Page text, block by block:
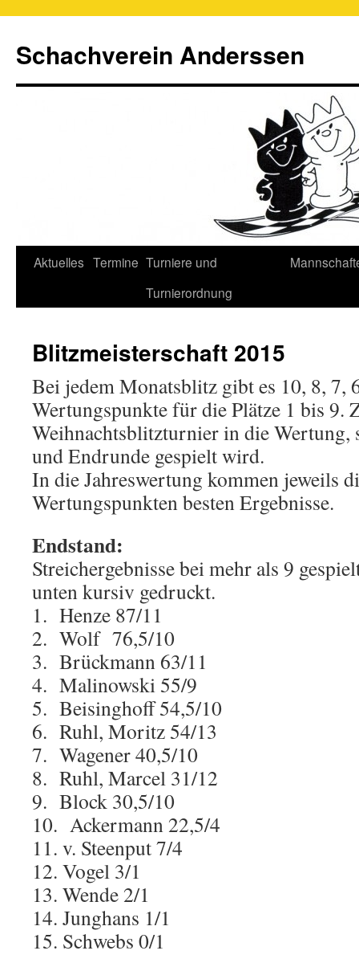
Schachverein Anderssen
Springe
Aktuelles Termine Turniere und
Turnierordnung
Blitzmeisterschaft 2015
Bei jedem Monatsblitz gibt es 10, 8, 7,
Wertungspunkte für die Plätze 1 bis 9.
Weihnachtsblitzturnier in die
und Endrunde gespielt wird.
In die Jahreswertung kommen jeweils
Wertungspunkten besten Ergebnisse.
Endstand:
Streichergebnisse bei mehr als 9
unten kursiv gedruckt.
1. Henze 87/11
2. Wolf 76,5/10
3. Brückmann 63/11
4. Malinowski 55/9
5. Beisinghoff 54,5/10
6. Ruhl, Moritz 54/13
7. Wagener 40,5/10
8. Ruhl, Marcel 31/12
9. Block 30,5/10
10. Ackermann 22,5/4
11. v. Steenput 7/4
12. Vogel 3/1
13. Wende 2/1
14. Junghans 1/1
15. Schwebs 0/1